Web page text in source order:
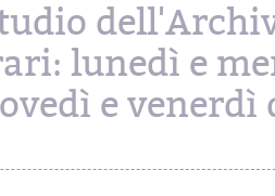
lunedì e
e venerdì